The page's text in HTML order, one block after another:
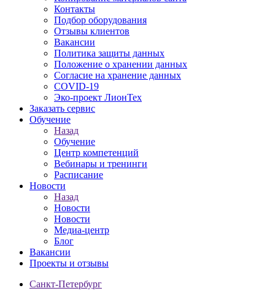
Контакты
Подбор оборудования
Отзывы клиентов
Вакансии
Политика защиты данных
Положение о хранении данных
Согласие на хранение данных
COVID-19
Эко-проект ЛионТех
Заказать сервис
Обучение
Назад
Обучение
Центр компетенций
Вебинары и тренинги
Расписание
Новости
Назад
Новости
Новости
Медиа-центр
Блог
Вакансии
Проекты и отзывы
Санкт-Петербург